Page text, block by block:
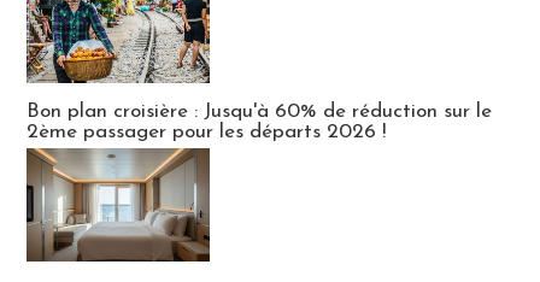
Bon plan croisière : Jusqu'à 60% de réduction sur le
2ème passager pour les départs 2026 !